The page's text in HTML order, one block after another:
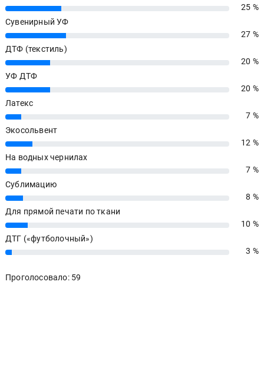
25%
25 %
Сувенирный УФ
27%
27 %
ДТФ (текстиль)
20%
20 %
УФ ДТФ
20%
20 %
Латекс
7%
7 %
Экосольвент
12%
12 %
На водных чернилах
7%
7 %
Сублимацию
8%
8 %
Для прямой печати по ткани
10%
10 %
ДТГ («футболочный»)
3% 3 %
Проголосовало: 59